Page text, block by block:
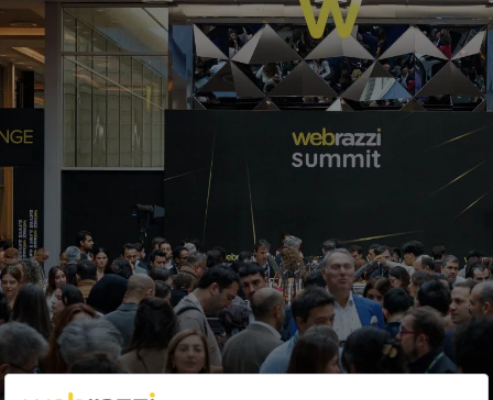
TTNET'ten Türkiye İnternet Kullanım
Verileri